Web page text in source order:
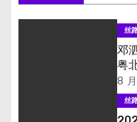
丝
邓
粤
8
丝